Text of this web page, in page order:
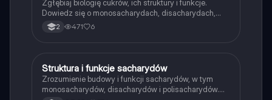
Zgłębiaj biologię cukrów, ich struktury i funkcje.
Dowiedz się o monosacharydach, disacharydach,
oligosacharydach i polisacharydach, ich rolach w
organizmach oraz procesach takich jak fotosynteza i
2 471 6
Biologia
Struktura i funkcje sacharydów
Zrozumienie budowy i funkcji sacharydów, w tym
monosacharydów, disacharydów i polisacharydów.